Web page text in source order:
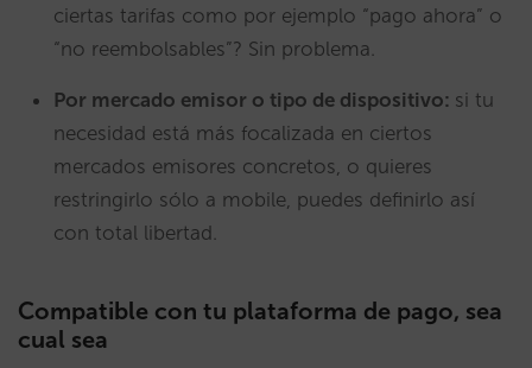
ciertas tarifas como por ejemplo “pago ahora” o
“no reembolsables”? Sin problema.
Por mercado emisor o tipo de dispositivo: si tu
necesidad está más focalizada en ciertos
mercados emisores concretos, o quieres
restringirlo sólo a mobile, puedes definirlo así
con total libertad.
Compatible con tu plataforma de pago, sea
cual sea